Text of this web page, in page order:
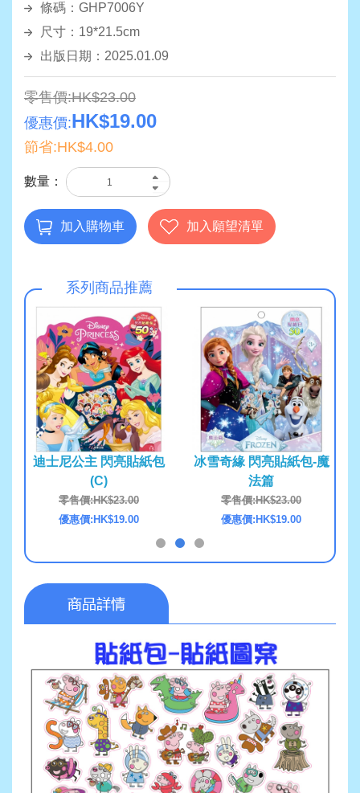
條碼：GHP7006Y
尺寸：19*21.5cm
出版日期：2025.01.09
零售價:HK$23.00
優惠價:HK$19.00
節省:HK$4.00
數量：
加入購物車 加入願望清單
系列商品推薦
迪士尼公主 閃亮貼紙包
(C)
零售價:HK$23.00
優惠價:HK$19.00
冰雪奇緣 閃亮貼紙包-魔
法篇
零售價:HK$23.00
優惠價:HK$19.00